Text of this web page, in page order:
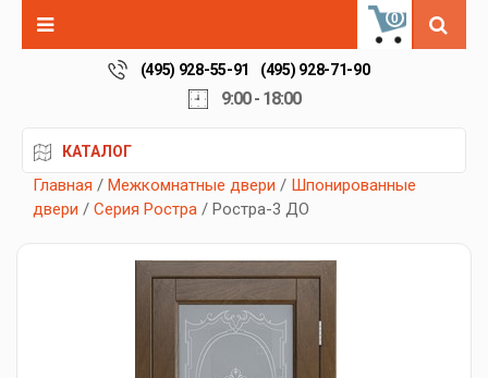
0
(495) 928-55-91 (495) 928-71-90
9:00 - 18:00
КАТАЛОГ
Главная / Межкомнатные двери / Шпонированные
двери / Серия Ростра / Ростра-3 ДО